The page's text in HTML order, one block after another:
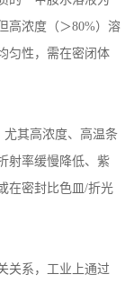
高浓度（＞80%）溶
匀性，需在密闭体
其高浓度、高温条
射率缓慢降低、紫
在密封比色皿 /折光
关系，工业上通过